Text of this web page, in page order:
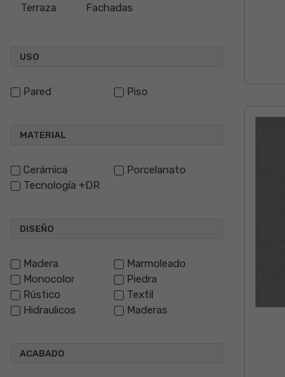
Terraza Fachadas
USO
Pared Piso
MATERIAL
Cerámica
Porcelanato
Tecnología +DR
DISEÑO
Madera
Marmoleado
Monocolor
Piedra
Rústico
Textil
Hidraulicos
Maderas
ACABADO